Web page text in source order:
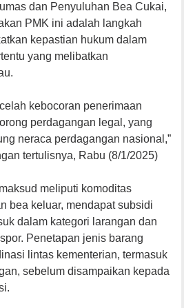
dan Penyuluhan Bea Cukai,
PMK ini adalah langkah
kepastian hukum dalam
yang melibatkan
kebocoran penerimaan
perdagangan legal, yang
neraca perdagangan nasional,”
tertulisnya, Rabu (8/1/2025)
meliputi komoditas
bea keluar, mendapat subsidi
dalam kategori larangan dan
Penetapan jenis barang
lintas kementerian, termasuk
sebelum disampaikan kepada